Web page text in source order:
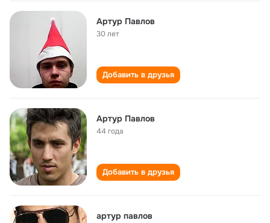
Артур Павлов
30 лет
Добавить в друзья
Артур Павлов
44 года
Добавить в друзья
артур павлов